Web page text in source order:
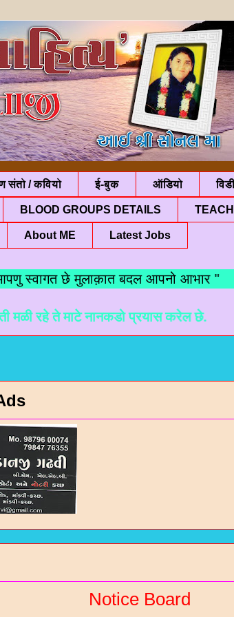
संतो / कवियो ई-बुक ऑडियो
BLOOD GROUPS DETAILS
About ME Latest Jobs
स्वागत छे मुलाक़ात बदल आपनो आभार "
ते माटे नानकडो प्रयास करेल छे.
Notice Board